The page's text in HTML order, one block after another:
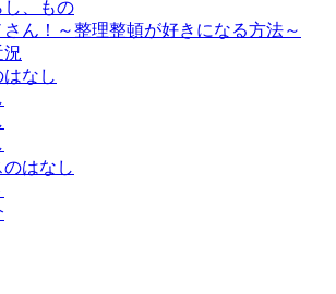
し、もの
ん！～整理整頓が好きになる方法～
況
はなし
はなし